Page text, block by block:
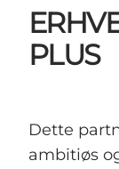
Projekter
Nyheder
PLUS
Dette
ambitiøs